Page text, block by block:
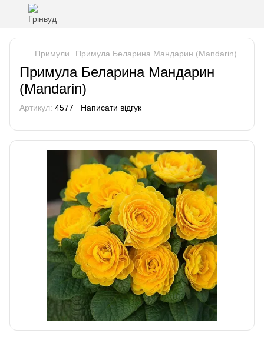
Примули Примула Беларина Мандарин (Mandarin)
Примула Беларина Мандарин
(Mandarin)
Артикул: 4577 Написати відгук